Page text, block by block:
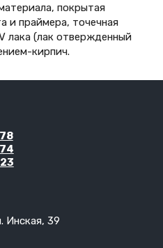
покрытая
и праймера, точечная
лака (лак отвержденный
кирпич.
Инская, 39